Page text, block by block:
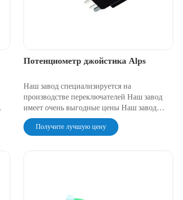
Потенциометр джойстика Alps
Наш завод специализируется на
производстве переключателей Наш завод
имеет очень выгодные цены Наш завод
имеет очень надежное качество
Получите лучшую цену